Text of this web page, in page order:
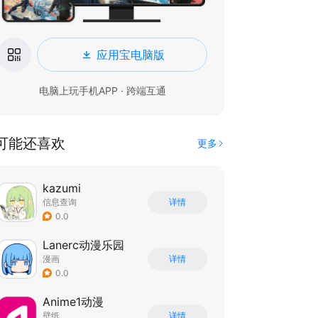
应用宝电脑版
电脑上玩手机APP · 跨端互通
能还喜欢 更多
kazumi
信息查询
0.0
详情
Lanerc动漫乐园
漫画
0.0
详情
Anime1动漫
壁纸 详情